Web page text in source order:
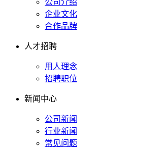
公司介绍
企业文化
合作品牌
人才招聘
用人理念
招聘职位
新闻中心
公司新闻
行业新闻
常见问题